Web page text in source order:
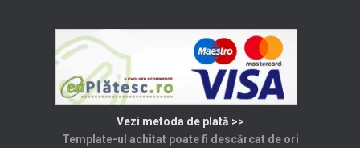
Vezi metoda de plată >>
Template-ul achitat poate fi descărcat de ori